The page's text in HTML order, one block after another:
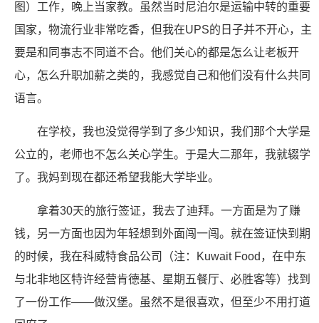
图）工作，晚上当家教。虽然当时尼泊尔是运输中转的重要
国家，物流行业非常吃香，但我在UPS的日子并不开心，主
要是和同事志不同道不合。他们关心的都是怎么让老板开
心，怎么升职加薪之类的，我感觉自己和他们没有什么共同
语言。
在学校，我也没觉得学到了多少知识，我们那个大学是
公立的，老师也不怎么关心学生。于是大二那年，我就辍学
了。我妈到现在都还希望我能大学毕业。
拿着30天的旅行签证，我去了迪拜。一方面是为了赚
钱，另一方面也因为年轻想到外面闯一闯。就在签证快到期
的时候，我在科威特食品公司（注：Kuwait Food，在中东
与北非地区特许经营肯德基、星期五餐厅、必胜客等）找到
了一份工作——做汉堡。虽然不是很喜欢，但至少不用打道